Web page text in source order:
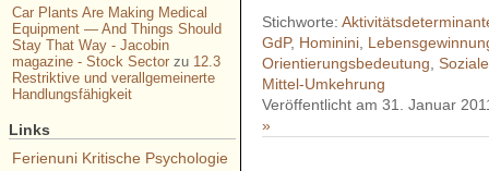
Stichworte:
GdP, Hominini
Orientierungsbedeutung ,
Mittel-Umkehrung
Veröffentlicht am 31. Januar
»
Car Plants Are Making Medical
Equipment — And Things Should
Stay That Way - Jacobin
magazine - Stock Sectorzu 12.3
Restriktive und verallgemeinerte
Handlungsfähigkeit
Links
Ferienuni Kritische Psychologie